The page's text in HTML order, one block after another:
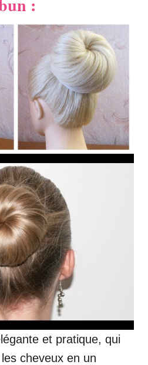
:
et pratique, qui
cheveux en un